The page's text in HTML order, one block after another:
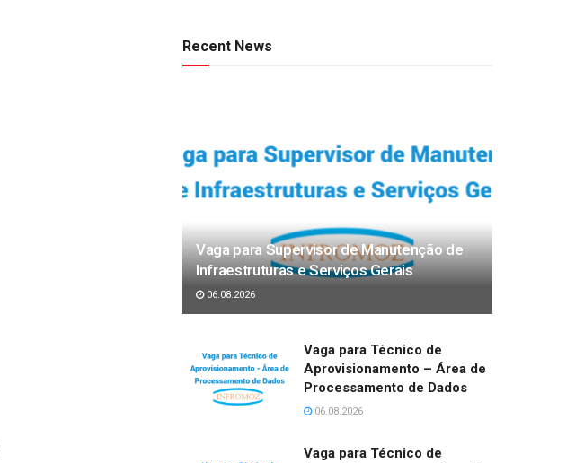
Recent News
Vaga para Supervisor de Manutenção de
Infraestruturas e Serviços Gerais
06.08.2026
Vaga para Técnico de
Aprovisionamento – Área de
Processamento de Dados
06.08.2026
Vaga para Técnico de